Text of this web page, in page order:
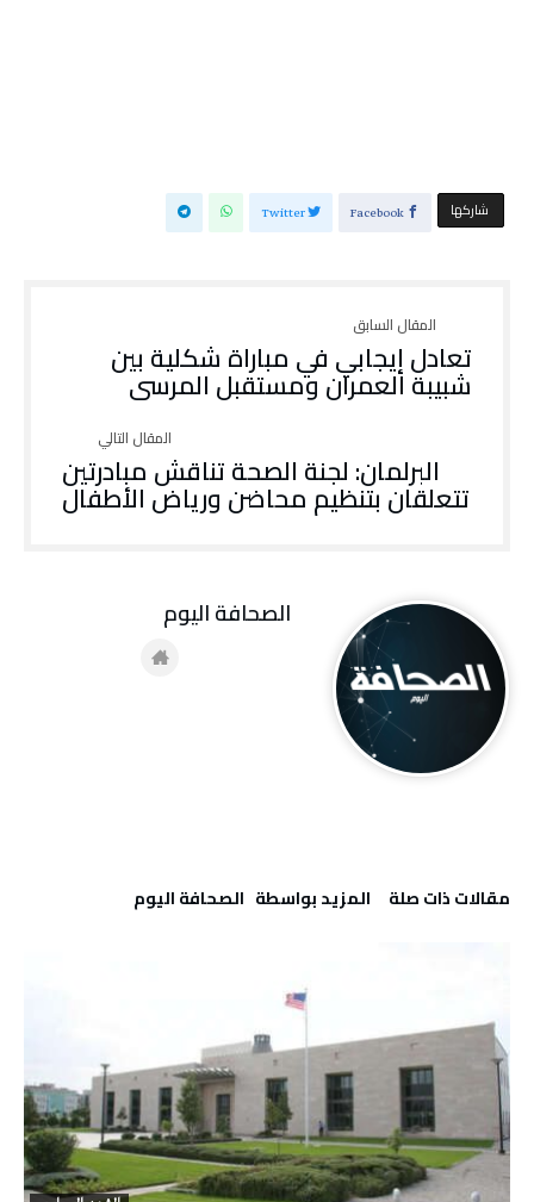
‫‫ شاركها‬ Facebook
Twitter
تعادل إيجابي في مباراة شكلية بين
شبيبة العمران ومستقبل المرسى
البرلمان: لجنة الصحة تناقش مبادرتين
تتعلقان بتنظيم محاضن ورياض الأطفال
‫مقالات ذات صلة‬ ‫‫المزيد بواسطة‬ ‬ ‭ ‬الصحافة‭ ‬اليوم